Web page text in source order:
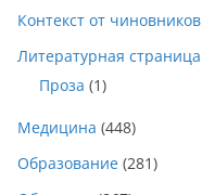
Контекст от чиновников
Литературная страница
Проза (1)
Медицина (448)
Образование (281)